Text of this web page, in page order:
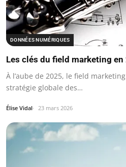
DONNÉES NUMÉRIQUES
Les clés du field marketing
À l’aube de 2025, le field
stratégie globale des…
Élise Vidal 23 mars 2026